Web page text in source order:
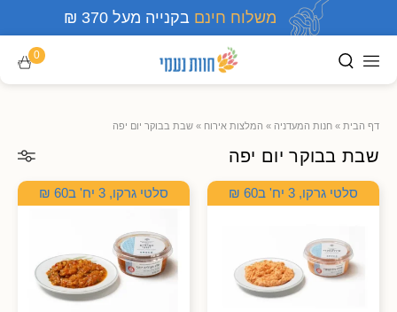
משלוח חינם בקנייה מעל 370 ₪
0
דף הבית » חנות המעדניה » המלצות אירוח » שבת בבוקר יום יפה
שבת בבוקר יום יפה
סלטי גרקו, 3 יח' ב60 ₪ סלטי גרקו, 3 יח' ב60 ₪